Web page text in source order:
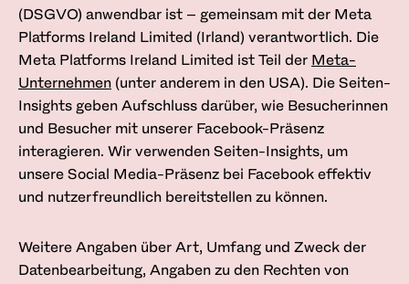
(DSGVO) anwendbar ist – gemeinsam mit der Meta
Platforms Ireland Limited (Irland) verantwortlich. Die
Meta Platforms Ireland Limited ist Teil der Meta-
Unternehmen (unter anderem in den USA). Die Seiten-
Insights geben Aufschluss darüber, wie Besucherinnen
und Besucher mit unserer Facebook-Präsenz
interagieren. Wir verwenden Seiten-Insights, um
unsere Social Media-Präsenz bei Facebook effektiv
und nutzerfreundlich bereitstellen zu können.
Weitere Angaben über Art, Umfang und Zweck der
Datenbearbeitung, Angaben zu den Rechten von